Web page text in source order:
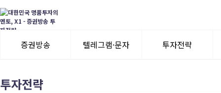
증권방송 텔레그램·문자 투자전략
투자전략